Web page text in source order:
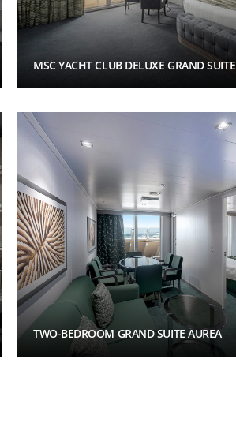
MSC YACHT CLUB DELUXE GRAND SUITE
TWO-BEDROOM GRAND SUITE AUREA